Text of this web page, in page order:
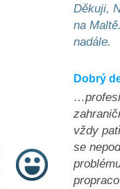
Děkuji,
na
nadále.
Dobrý
vždy
se